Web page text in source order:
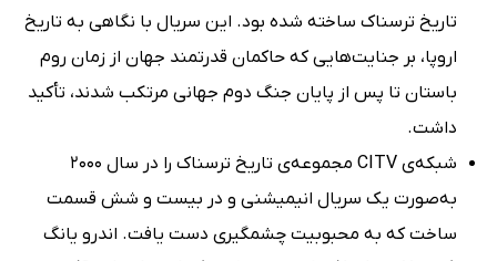
تاریخ ترسناک ساخته شده بود. این سریال با نگاهی به تاریخ
اروپا، بر جنایت‌هایی که حاکمان قدرتمند جهان از زمان روم
باستان تا پس از پایان جنگ دوم جهانی مرتکب شدند، تأکید
داشت.
شبکه‌ی CITV مجموعه‌ی تاریخ ترسناک را در سال 2000
به‌صورت یک سریال انیمیشنی و در بیست و شش قسمت
ساخت که به محبوبیت چشمگیری دست یافت. اندرو یانگ